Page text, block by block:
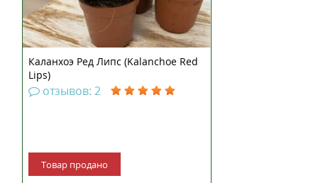
Каланхоэ Ред Липс (Kalanchoe Red
Lips)
отзывов: 2
Товар продано